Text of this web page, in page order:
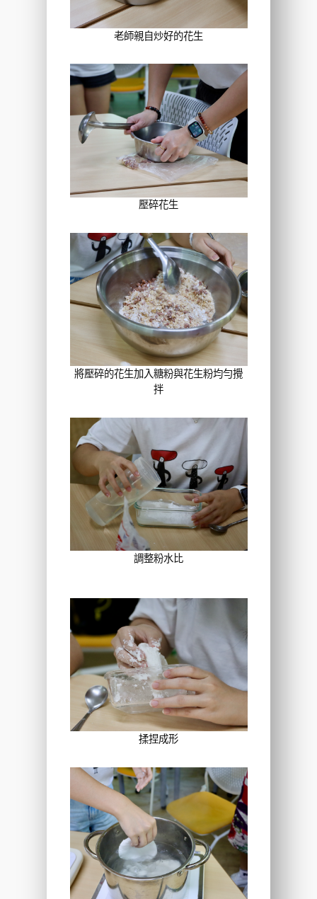
老師親自炒好的花生
壓碎花生
將壓碎的花生加入糖粉與花生粉均勻攪
拌
調整粉水比
揉捏成形